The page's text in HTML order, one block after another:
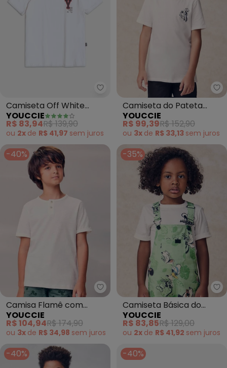
Youccie - Camiseta Off White
Camiseta Off White
Estampada (Branco)
YOUCCIE
R$ 83,94R$ 139,90
ou 2x de R$ 41,97 sem juros
Camiseta do Pateta
(Branco)
YOUCCIE
R$ 99,39R$ 152,90
ou 3x de R$ 33,13 sem juros
-40%
Youccie - Camisa Flamê com
Camisa Flamê com
Peitilho (Branco)
YOUCCIE
R$ 104,94R$ 174,90
ou 3x de R$ 34,98 sem juros
-35%
Camiseta Básica do
Mickey Mouse (Branco)
YOUCCIE
R$ 83,85R$ 129,00
ou 2x de R$ 41,92 sem juros
-40% -40%